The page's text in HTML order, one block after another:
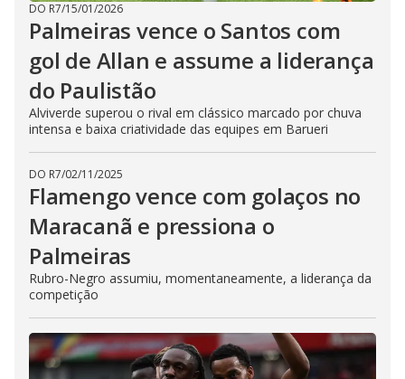
DO R7/15/01/2026
Palmeiras vence o Santos com
gol de Allan e assume a liderança
do Paulistão
Alviverde superou o rival em clássico marcado por chuva
intensa e baixa criatividade das equipes em Barueri
DO R7/02/11/2025
Flamengo vence com golaços no
Maracanã e pressiona o
Palmeiras
Rubro-Negro assumiu, momentaneamente, a liderança da
competição